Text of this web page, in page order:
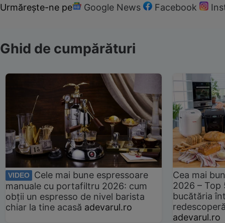
Urmărește-ne pe Google News Facebook
Ghid de cumpărături
VIDEO
Cele mai bune espressoare
manuale cu portafiltru 2026: cum
obții un espresso de nivel barista
chiar la tine acasă adevarul.ro
Cea mai
2026 –
bucătăria
adevarul.ro